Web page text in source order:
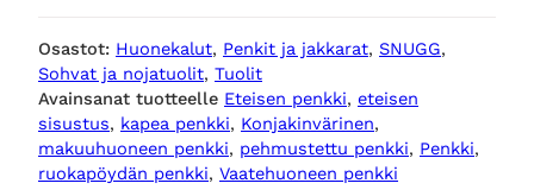
u
s
e
t
Osastot: Huonekalut, Penkit ja jakkarat, SNUGG
Sohvat ja nojatuolit, Tuolit
Avainsanat tuotteelle Eteisen penkki, eteisen
sisustus, kapea penkki, Konjakinvärinen
makuuhuoneen penkki, pehmustettu penkki, Penkki
ruokapöydän penkki, Vaatehuoneen penkki